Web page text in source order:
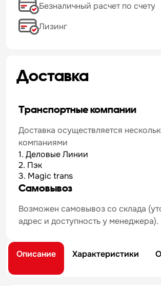
Безналичный расчет по счету
Лизинг
Доставка
Транспортные компании
Доставка осуществляется
компаниями
1. Деловые Линии
2. Пэк
3. Magic trans
Самовывоз
Возможен самовывоз со склада
адрес и доступность у менеджера).
Описание Характеристики